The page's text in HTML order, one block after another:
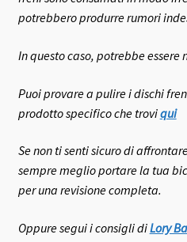
potrebbero produrre rumori
In questo caso, potrebbe essere
Puoi provare a pulire i dischi
prodotto specifico che troviqui
Se non ti senti sicuro di
sempre meglio portare la tua
per una revisione completa.
Oppure segui i consigli diLory